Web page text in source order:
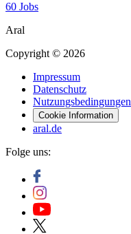
60 Jobs
Aral
Copyright © 2026
Impressum
Datenschutz
Nutzungsbedingungen
Cookie Information
aral.de
Folge uns: